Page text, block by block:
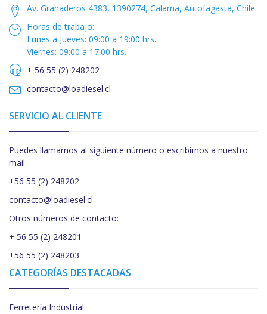
Av. Granaderos 4383, 1390274, Calama, Antofagasta, Chile
Horas de trabajo:
Lunes a Jueves: 09:00 a 19:00 hrs.
Viernes: 09:00 a 17:00 hrs.
+ 56 55 (2) 248202
contacto@loadiesel.cl
SERVICIO AL CLIENTE
Puedes llamarnos al siguiente número o escribirnos a nuestro
mail:
+56 55 (2) 248202
contacto@loadiesel.cl
Otros números de contacto:
+ 56 55 (2) 248201
+56 55 (2) 248203
CATEGORÍAS DESTACADAS
Ferretería Industrial